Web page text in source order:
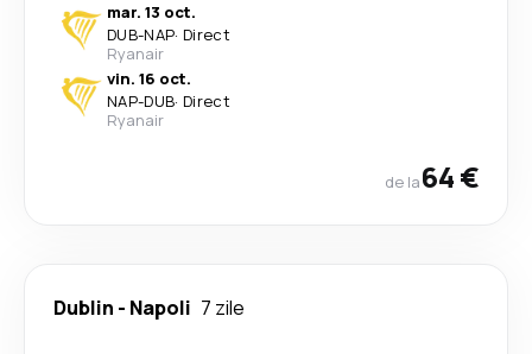
mar. 13 oct.
DUB-NAP· Direct
Ryanair
vin. 16 oct.
NAP-DUB· Direct
Ryanair
de la64 €
Dublin - Napoli 7 zile